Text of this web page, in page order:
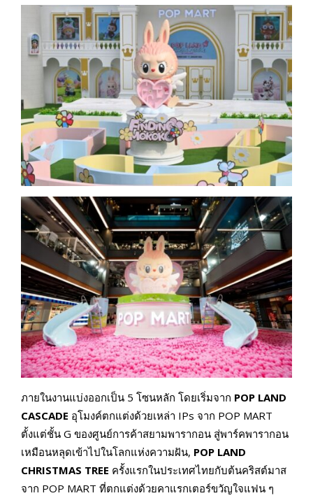
ภายในงานแบ่งออกเป็น 5 โซนหลัก โดยเริ่มจาก POP LAND
CASCADE อุโมงค์ตกแต่งด้วยเหล่า IPs จาก POP MART
ตั้งแต่ชั้น G ของศูนย์การค้าสยามพารากอน สู่พาร์คพารากอน
เหมือนหลุดเข้าไปในโลกแห่งความฝัน, POP LAND
CHRISTMAS TREE ครั้งแรกในประเทศไทยกับต้นคริสต์มาส
จาก POP MART ที่ตกแต่งด้วยคาแรกเตอร์ขวัญใจแฟน ๆ